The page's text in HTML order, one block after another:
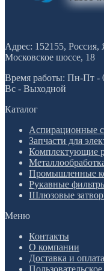
Адрес: 152155, Россия,
Московское шоссе, 18
Время работы: Пн-Пт -
Вс - Выходной
Каталог
Аспирационные
Запчасти для
Комплектующие
Промышленные
Рукавные
Шлюзовые
Меню
Контакты
О компании
Доставка и оплата